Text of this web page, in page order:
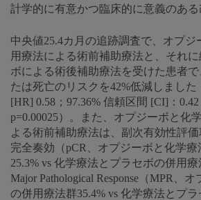
計学的に有意かつ臨床的に意義のある
中央値25.4カ月の追跡調査で、オプ
用療法による術前補助療法と、それ
ボによる術後補助療法を受けた患者
たは死亡のリスクを42%低減しました
[HR] 0.58；97.36% 信頼区間 [CI]：0.42
p=0.00025）。また、オプジーボと化
よる術前補助療法は、副次有効性評
完全奏効（pCR、オプジーボと化学
25.3% vs 化学療法とプラセボの併用
Major Pathological Response（MPR、
の併用療法群35.4% vs 化学療法とプ